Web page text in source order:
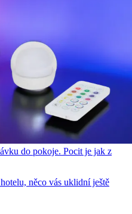
do pokoje. Pocit je jak z
něco vás uklidní ještě